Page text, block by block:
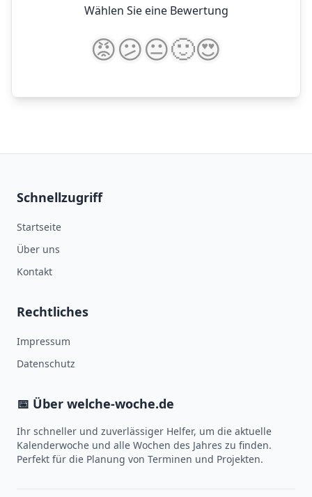
Wählen Sie eine Bewertung
😡😕😐🙂😍
Schnellzugriff
Startseite
Über uns
Kontakt
Rechtliches
Impressum
Datenschutz
📅 Über welche-woche.de
Ihr schneller und zuverlässiger Helfer, um die aktuelle
Kalenderwoche und alle Wochen des Jahres zu finden.
Perfekt für die Planung von Terminen und Projekten.